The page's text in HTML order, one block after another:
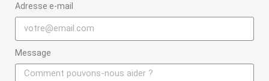
Adresse e-mail
Message